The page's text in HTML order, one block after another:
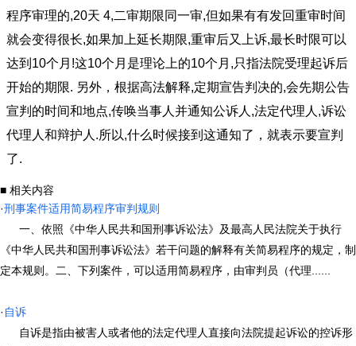
程序审理的,20天 4,二审期限同一审,但如果有有发回重审时间
就会变得很长,如果加上延长期限,重审后又上诉,最长时限可以
达到10个月!这10个月是理论上的10个月,只指法院受理起诉后
开始的期限. 另外，根据高法解释,定期宣告判决的,会先期公告
宣判的时间和地点,传唤当事人并通知公诉人,法定代理人,诉讼
代理人和辩护人.所以,什么时候接到这通知了，就表示要宣判
了.
■ 相关内容
·刑事案件适用简易程序审判规则
一、依照《中华人民共和国刑事诉讼法》及最高人民法院关于执行
《中华人民共和国刑事诉讼法》若干问题的解释有关简易程序的规定，制
定本规则。二、下列案件，可以适用简易程序，由审判员（代理......
· 自诉
自诉是指由被害人或者他的法定代理人直接向法院提起诉讼的控诉形